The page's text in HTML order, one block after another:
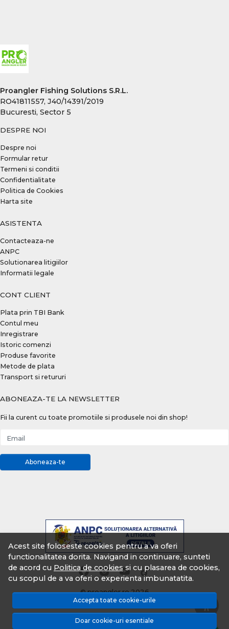
Acest site foloseste cookies pentru a va oferi
functionalitatea dorita. Navigand in continuare, sunteti
de acord cu Politica de cookiessi cu plasarea de cookies,
cu scopul de a va oferi o experienta imbunatatita.
Accepta toate cookie-urile
Doar cookie-uri esentiale
Proangler Fishing Solutions S.R.L.
RO41811557, J40/14391/2019
Bucuresti, Sector 5
DESPRE NOI
Despre noi
Formular retur
Termeni si conditii
Confidentialitate
Politica de Cookies
Harta site
ASISTENTA
Contacteaza-ne
ANPC
Solutionarea litigiilor
Informatii legale
CONT CLIENT
Plata prin TBI Bank
Contul meu
Inregistrare
Istoric comenzi
Produse favorite
Metode de plata
Transport si retururi
ABONEAZA-TE LA NEWSLETTER
Fii la curent cu toate promotiile si produsele noi din shop!
Email
Aboneaza-te
© proangler.ro 2026
Magazin online creat cu MerchantPro